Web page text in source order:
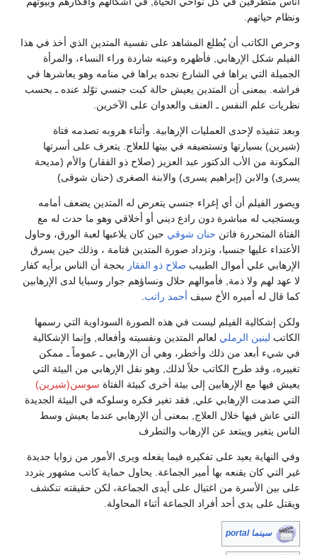
ونظام حياتهم.
وحرص الكاتب أن يُطلع المشاهد على نفسية المتدين الذي أخذ في هذا
الفيلم شكل الإرهابي, فأظهره وعينه شاردة وراء النساء، والمرأة
الجميلة التي يراها في الشارع نجده يراها في منامه وهو يعاشرها في
فراشه. بمعنى أن المتدين يعيش حالة كبت جنسي توّلد عنده ـ بحسب
نظريات علم النفس ـ العنف والعدوان على الآخرين.
وبعد تنفيذه لإحدى العمليات الإرهابية. وأثناء هروبه تصدمه فتاة
(شيرين) بسيارتها وتستضيفه في بيتها للعلاج. يتعرف على أسرتها
المكونة من الأب الدكتور عبد العزيز (صلاح ذو الفقار) والأم (مديحة
يسرى) والابن (إبراهيم يسرى) والابنة الصغرى (حنان شوقى)
ويصور الفيلم أن أي إغراء جنسي يتعرض له المتدين يضعف أمامه
ويستجيب له مباشرة دون رادع ديني أو أخلاقي وهو ما حدث له مع
الفتاة المتحررة فاتن حنان شوقي حين كان يلاعبها لعبة الورق، وحاول
الأعتداء عليها جنسيا، وتزداد صورة المتدين قتامة ، وذلك حين يسرق
الإرهابي علي أموال الطبيب صلاح ذو الفقار بحجة أن الناس برأيه كفار
لا عهد لهم ولا ذمة, فأموالهم حلال ونساؤهم جوار وسبايا لدى الإرهابين
كما قال له أميره الأخ سيف أحمد راتب.
ولكن إشكالية الفيلم ليست في هذه الصورة السوداوية التي رسمها
الكاتب لينين الرملي لعالم المتدين ونفسيته وأفعاله, وإنما الإشكالية
في شيء أبعد من ذلك وأخطر، وهي أن الإرهابي ـ عموماً ـ ممكن
تغييره، وقد طرح الكاتب حلاً لذلك, وهو نقل الإرهابي من البيئة التي
يعيش فيها مع الإرهابين إلى بيئة أخرى كبيئة الفتاة سوسن(شيرين)
التي صدمت الإرهابي علي, فقد تغير فكره وسلوكه في البيئة الجديدة
التي عاش فيها خلال العلاج, بمعنى أن الإرهابي عندما يعيش وسط
الناس يتغير ويبتعد عن الإرهاب والتطرف
وفي النهاية يعيد على تفكيره فيما يفعله ويرى الأمور من زوايا جديدة
غير التي كان يقنعه بها أمير الجماعة. يحاول حماية كاتب مشهور يتردد
على بين الأسرة من اغتيال على أيدى الجماعة، لكن حقيقته تنكشف
ويقتل على يدى أحد أفراد الجماعة أثناء المحاولة.
سينما portal